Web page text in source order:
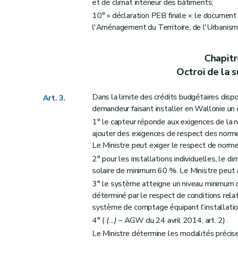
et de climat intérieur des bâtiments;
10° « déclaration PEB finale »: le
l'Aménagement du Territoire, de
Octroi de la
Art. 3.
Dans la limite des crédits budgétaires
demandeur faisant installer en Wallonie un
1° le capteur réponde aux exigences de
ajouter des exigences de respect des
Le Ministre peut exiger le respect de
2° pour les installations individuelles, le
solaire de minimum 60 %. Le Ministre
3° le système atteigne un niveau minimum
déterminé par le respect de conditions
système de comptage équipant
4° ( (...) – AGW du 24 avril 2014, art. 2) .
Le Ministre détermine les modalités